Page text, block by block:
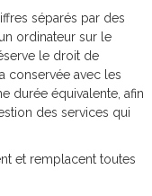
séparés par des
ordinateur sur le
le droit de
conservée avec les
durée équivalente, afin
des services qui
et remplacent toutes